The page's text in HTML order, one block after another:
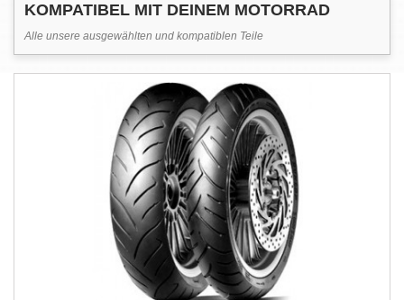
KOMPATIBEL MIT DEINEM MOTORRAD
Alle unsere ausgewählten und kompatiblen Teile